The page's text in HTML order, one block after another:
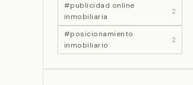
#publicidad online
inmobiliaria
2
#posicionamiento
inmobiliario
2